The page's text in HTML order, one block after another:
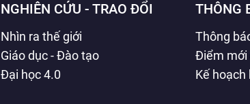
NGHIÊN CỨU - TRAO ĐỔI
Nhìn ra thế giới
Giáo dục - Đào tạo
Đại học 4.0
THÔNG
Thông
Điểm mới
Kế hoạch